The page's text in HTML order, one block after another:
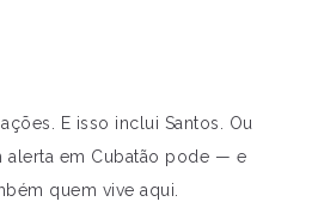
E isso inclui Santos. Ou
alerta em Cubatão pode — e
quem vive aqui.